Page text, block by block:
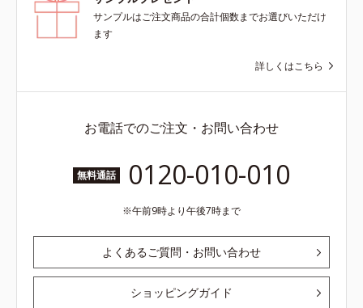
サンプルはご注文商品の合計個数までお選びいただけ
ます
詳しくはこちら
お電話でのご注文・お問い合わせ
無料通話 0120-010-010
午前9時より午後7時まで
よくあるご質問・お問い合わせ
ショッピングガイド